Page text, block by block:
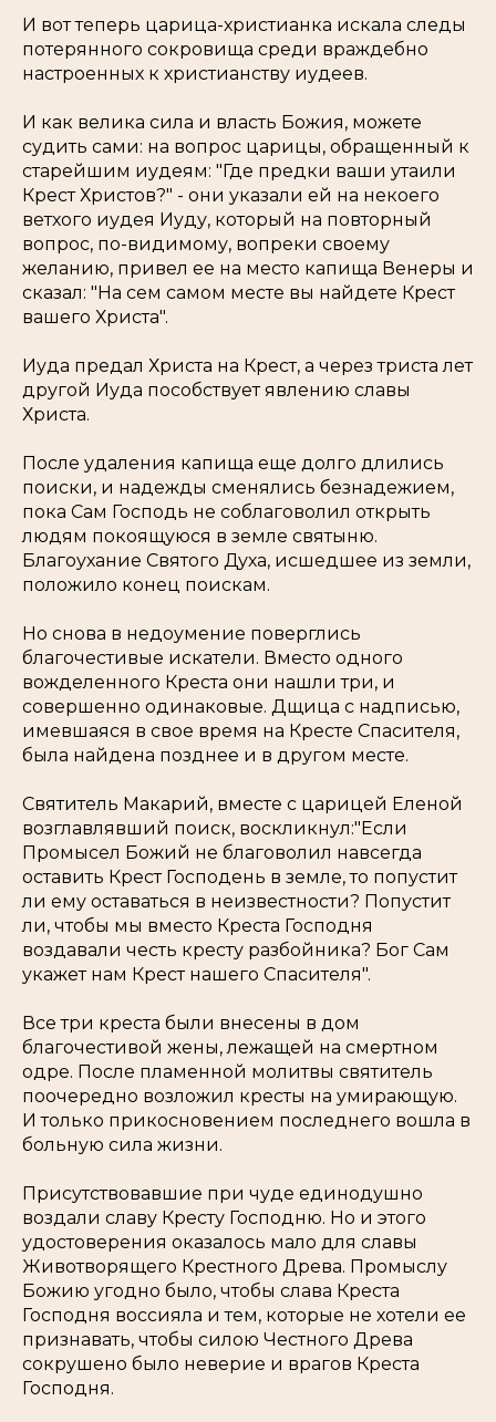
И вот теперь царица-христианка искала следы
потерянного сокровища среди враждебно
настроенных к христианству иудеев.
И как велика сила и власть Божия, можете
судить сами: на вопрос царицы, обращенный к
старейшим иудеям: "Где предки ваши утаили
Крест Христов?" - они указали ей на некоего
ветхого иудея Иуду, который на повторный
вопрос, по-видимому, вопреки своему
желанию, привел ее на место капища Венеры и
сказал: "На сем самом месте вы найдете Крест
вашего Христа".
Иуда предал Христа на Крест, а через триста лет
другой Иуда пособствует явлению славы
Христа.
После удаления капища еще долго длились
поиски, и надежды сменялись безнадежием,
пока Сам Господь не соблаговолил открыть
людям покоящуюся в земле святыню.
Благоухание Святого Духа, исшедшее из земли,
положило конец поискам.
Но снова в недоумение поверглись
благочестивые искатели. Вместо одного
вожделенного Креста они нашли три, и
совершенно одинаковые. Дщица с надписью,
имевшаяся в свое время на Кресте Спасителя,
была найдена позднее и в другом месте.
Святитель Макарий, вместе с царицей Еленой
возглавлявший поиск, воскликнул:"Если
Промысел Божий не благоволил навсегда
оставить Крест Господень в земле, то попустит
ли ему оставаться в неизвестности? Попустит
ли, чтобы мы вместо Креста Господня
воздавали честь кресту разбойника? Бог Сам
укажет нам Крест нашего Спасителя".
Все три креста были внесены в дом
благочестивой жены, лежащей на смертном
одре. После пламенной молитвы святитель
поочередно возложил кресты на умирающую.
И только прикосновением последнего вошла в
больную сила жизни.
Присутствовавшие при чуде единодушно
воздали славу Кресту Господню. Но и этого
удостоверения оказалось мало для славы
Животворящего Крестного Древа. Промыслу
Божию угодно было, чтобы слава Креста
Господня воссияла и тем, которые не хотели ее
признавать, чтобы силою Честного Древа
сокрушено было неверие и врагов Креста
Господня.